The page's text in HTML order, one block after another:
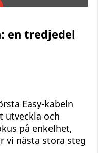
en tredjedel
Easy-kabeln
utveckla och
på enkelhet,
vi nästa stora steg